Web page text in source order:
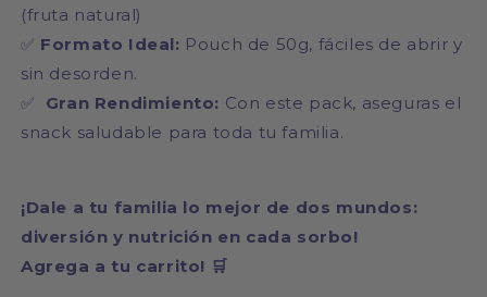
(fruta natural)
✅ Formato Ideal: Pouch de 50g, fáciles de abrir y
sin desorden.
✅
Gran Rendimiento: Con este pack, aseguras el
snack saludable para toda tu familia.
¡Dale a tu familia lo mejor de dos mundos:
diversión y nutrición en cada sorbo!
Agrega a tu carrito! 🛒